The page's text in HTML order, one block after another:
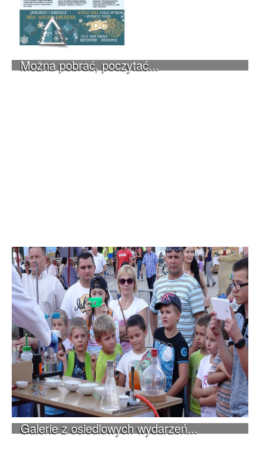
Można pobrać, poczytać...
Galerie z osiedlowych wydarzeń...